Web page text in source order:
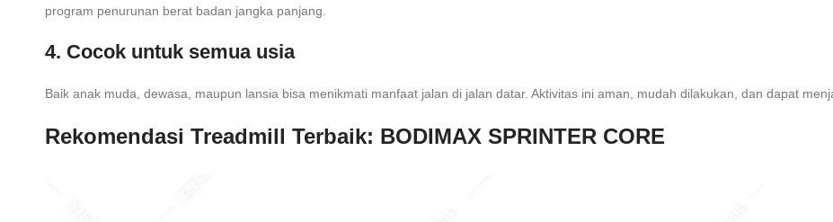
program penurunan berat badan jangka panjang.
4. Cocok untuk semua usia
Baik anak muda, dewasa, maupun lansia bisa menikmati manfaat jalan di jalan datar. Aktivitas ini aman, mudah dilakukan, dan dapat
Rekomendasi Treadmill Terbaik: BODIMAX SPRINTER CORE